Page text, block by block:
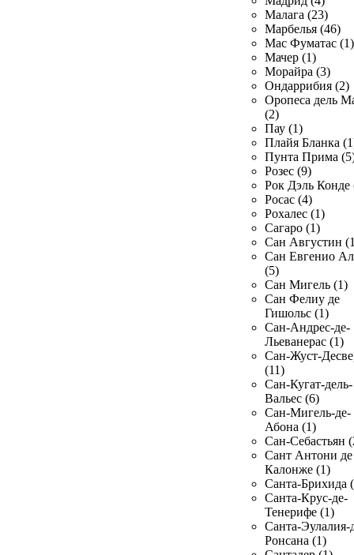
Малага (23)
Марбелья (46)
Мас Фуматас (1)
Мачер (1)
Морайра (3)
Ондаррибия (2)
Оропеса дель
(2)
Пау (1)
Плайя Бланка
Пунта Прима
Розес (9)
Рок Дэль Конде
Росас (4)
Рохалес (1)
Сагаро (1)
Сан Августин
Сан Евгенио
(5)
Сан Мигель (1)
Сан Фелиу де
Гишольс (1)
Сан-Андрес-де-
Льеванерас (1)
Сан-Жуст-
(11)
Сан-Кугат-дель-
Вальес (6)
Сан-Мигель-де-
Абона (1)
Сан-Себастьян
Сант Антони де
Калонже (1)
Санта-Брихида
Санта-Крус-де-
Тенерифе (1)
Санта-Эулалия-
Ронсана (1)